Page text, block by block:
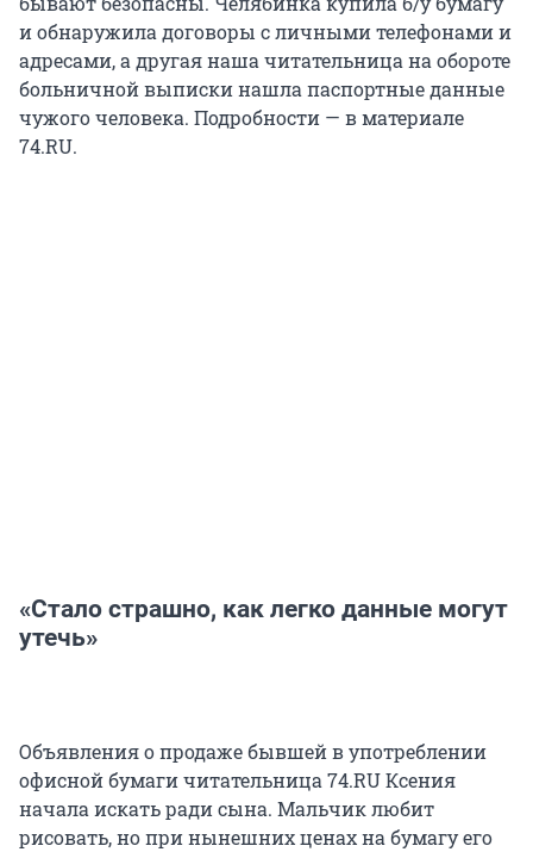
и обнаружила договоры с личными телефонами и
адресами, а другая наша читательница на обороте
больничной выписки нашла паспортные данные
чужого человека. Подробности — в материале
74.RU.
«Стало страшно, как легко данные могут
утечь»
Объявления о продаже бывшей в употреблении
офисной бумаги читательница 74.RU Ксения
начала искать ради сына. Мальчик любит
рисовать, но при нынешних ценах на бумагу его